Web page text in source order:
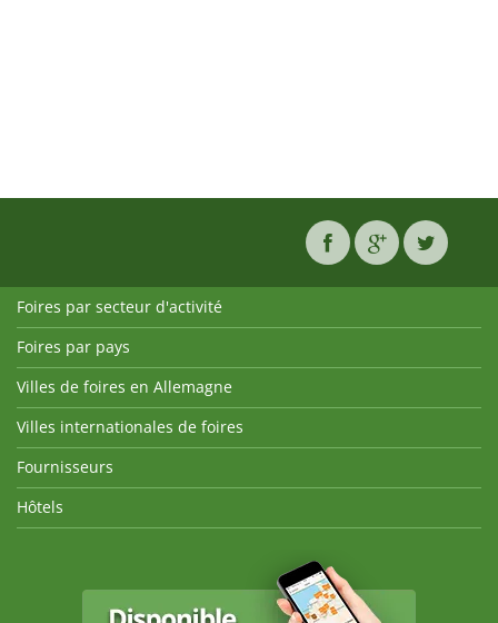
Foires par secteur d'activité
Foires par pays
Villes de foires en Allemagne
Villes internationales de foires
Fournisseurs
Hôtels